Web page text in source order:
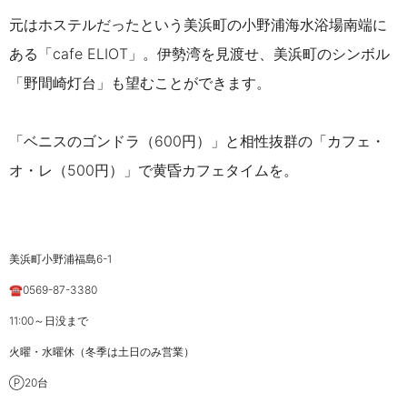
元はホステルだったという美浜町の小野浦海水浴場南端に
ある「cafe ELIOT」。伊勢湾を見渡せ、美浜町のシンボル
「野間崎灯台」も望むことができます。
「ベニスのゴンドラ（600円）」と相性抜群の「カフェ・
オ・レ（500円）」で黄昏カフェタイムを。
美浜町小野浦福島6-1
☎0569-87-3380
11:00～日没まで
火曜・水曜休（冬季は土日のみ営業）
Ⓟ20台